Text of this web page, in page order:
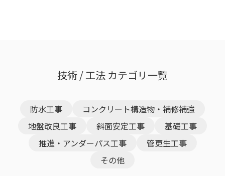
技術 / 工法 カテゴリ一覧
防水工事
コンクリート構造物・補修補強
地盤改良工事
斜面安定工事
基礎工事
推進・アンダーパス工事
管更生工事
その他